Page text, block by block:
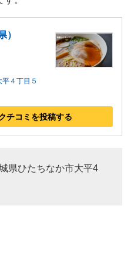
）
４丁目５
チコミを投稿する
県ひたちなか市大平4